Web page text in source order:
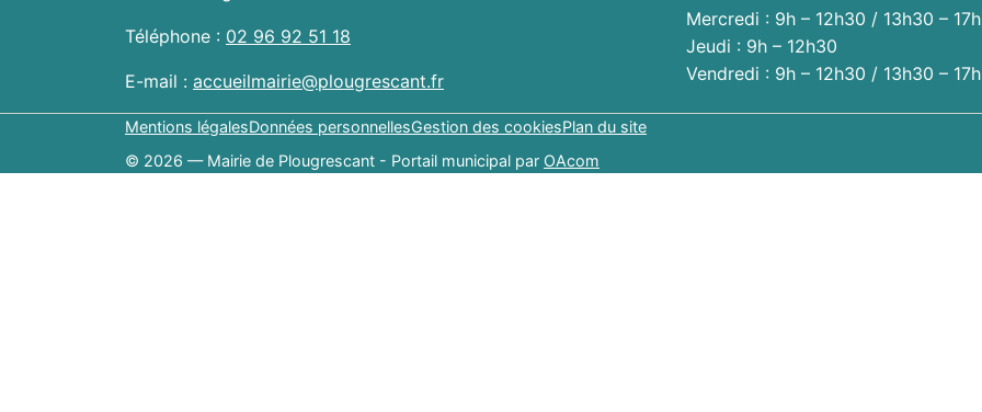
Téléphone : 02 96 92 51 18
E-mail : accueilmairie@plougrescant.fr
Mercredi : 9h – 12h30 / 13h30 –
Jeudi : 9h – 12h30
Vendredi : 9h – 12h30 / 13h30 –
Mentions légalesDonnées personnellesGestion des cookiesPlan du site
© 2026 — Mairie de Plougrescant - Portail municipal par OAcom